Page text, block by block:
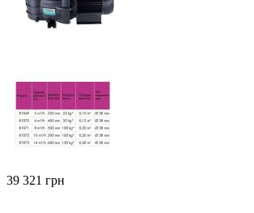
‍39 321‍ грн